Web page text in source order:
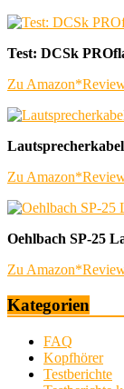
Test: DCSk
Zu Amazon*
Zu Amazon*
Oehlbach SP-25
Zu Amazon*
Kategorien
FAQ
Kopfhörer
Testberichte